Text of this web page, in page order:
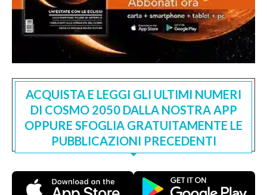
ACQUISTA E LEGGI GLI ULTIMI NUMERI
DI COSMO 2050 DALLA NOSTRA APP
OPPURE SFOGLIA GRATUITAMENTE LE
PUBBLICAZIONI PRECEDENTI